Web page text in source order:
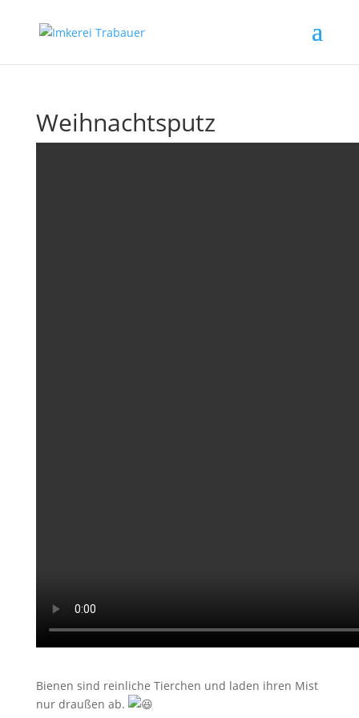
Weihnachtsputz
Bienen sind reinliche Tierchen und laden ihren Mist
nur draußen ab.